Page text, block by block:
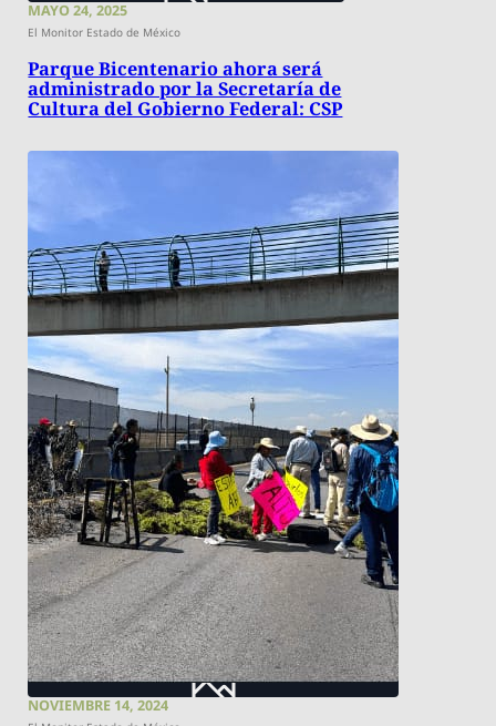
MAYO 24, 2025
El Monitor Estado de México
Parque Bicentenario ahora será
administrado por la Secretaría de
Cultura del Gobierno Federal: CSP
NOVIEMBRE 14, 2024